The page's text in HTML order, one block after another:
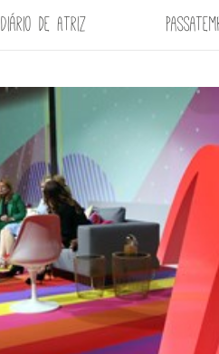
Diário de Atriz